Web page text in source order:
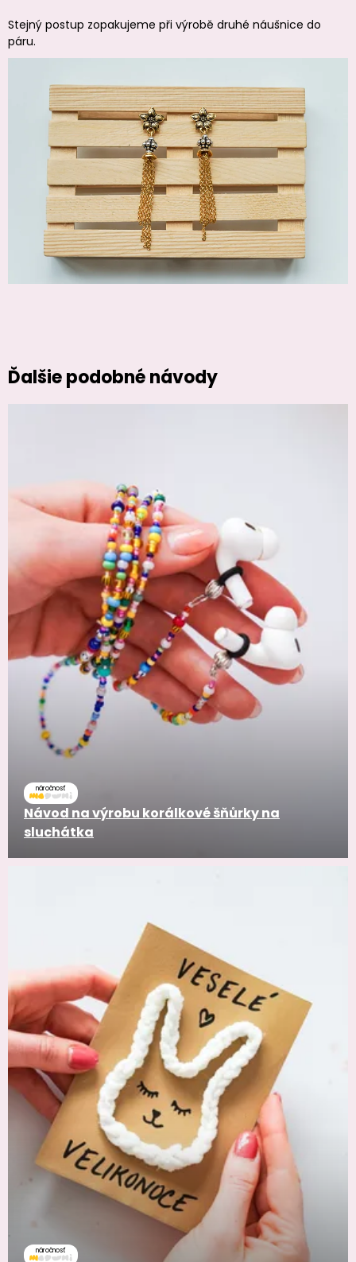
Stejný postup zopakujeme při výrobě druhé náušnice do
páru.
Ďalšie podobné návody
náročnosť
Návod na výrobu korálkové šňůrky na
sluchátka
náročnosť